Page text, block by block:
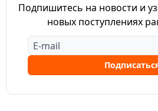
Подпишитесь на новости и
новых поступлениях